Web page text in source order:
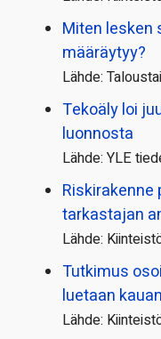
Miten lesken
määräytyy?
Lähde:
Tekoäly loi
luonnosta
Lähde: YLE
tarkastajan
Lähde:
Tutkimus
luetaan
Lähde: